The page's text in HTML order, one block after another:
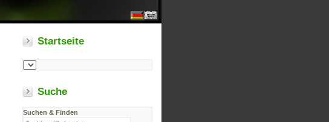
Startseite
Suche
Suchen & Finden